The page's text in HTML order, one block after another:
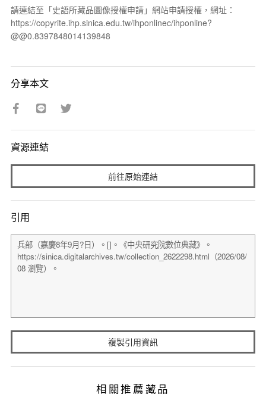
請連結至「史語所藏品圖像授權申請」網站申請授權，網址：
https://copyrite.ihp.sinica.edu.tw/ihponlinec/ihponline?
@@0.8397848014139848
分享本文
資源連結
前往原始連結
引用
複製引用資訊
相關推薦藏品